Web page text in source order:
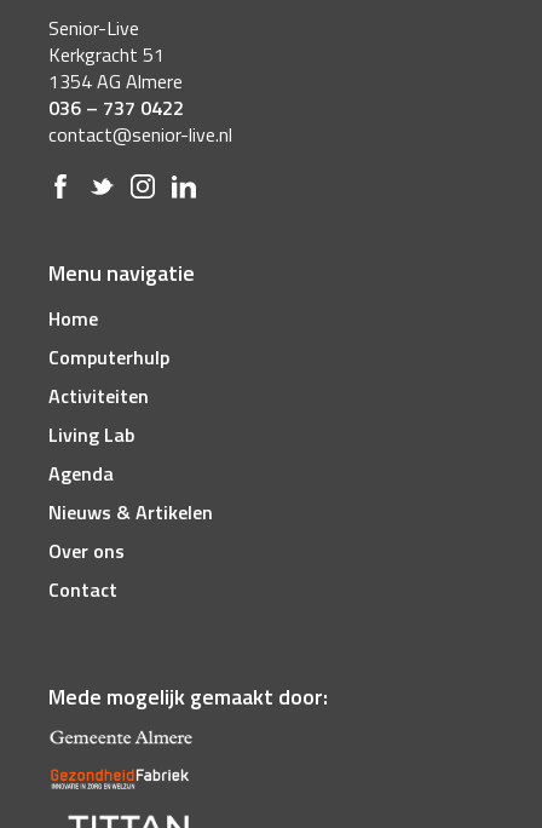
Senior-Live
Kerkgracht 51
1354 AG Almere
036 – 737 0422
contact@senior-live.nl
Menu navigatie
Home
Computerhulp
Activiteiten
Living Lab
Agenda
Nieuws & Artikelen
Over ons
Contact
Mede mogelijk gemaakt door: